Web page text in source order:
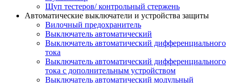
Щуп тестеров/ контрольный стержень
Автоматические выключатели и устройства защиты
Вилочный предохранитель
Выключатель автоматический
Выключатель автоматический дифференциального
тока
Выключатель автоматический дифференциального
тока с дополнительным устройством
Выключатель автоматический модульный